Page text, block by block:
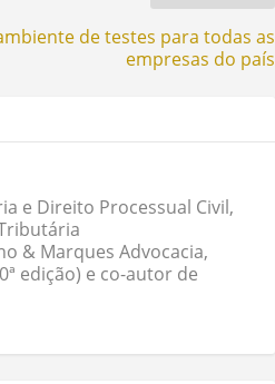
de testes para todas as
empresas do país
e Direito Processual Civil,
& Marques Advocacia,
edição) e co-autor de